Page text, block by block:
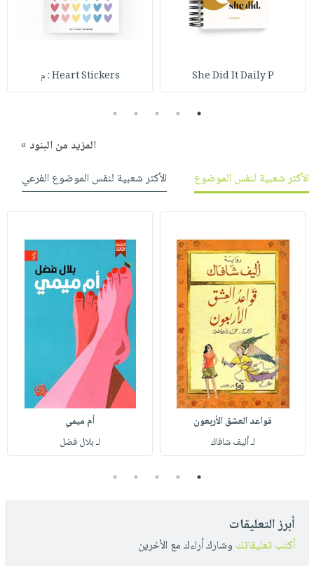
صابون
أطفال
فيديوهات
أسئلة
طرحها
خدمات
كتابك
تواصل
معنا
الإصدارات
She Did It Daily P Heart Stickers : م
1
2
3
4
5
المزيد من البنود »
الأكثر شعبية لنفس الموضوع
الأكثر شعبية لنفس الموضوع الفرعي
قواعد العشق الأربعون
لـ أليف شافاك
أم ميمي
لـ بلال فضل
1
2
3
4
5
أبرز التعليقات
أكتب تعليقاتك وشارك أراءك مع الأخرين